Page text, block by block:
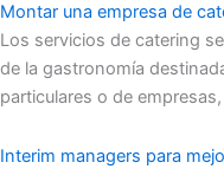
Montar una empresa de
Los servicios de catering
de la gastronomía
particulares o de
Interim managers para